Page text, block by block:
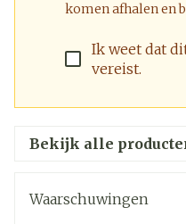
komen afhalen en
Ik weet dat
vereist.
Bekijk alle
Waarschuwingen